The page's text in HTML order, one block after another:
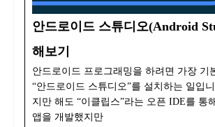
안드로이드 스튜디오(Android
해보기
안드로이드 프로그래밍을 하려면 가장 기
“안드로이드 스튜디오”를 설치하는 일입
지만 해도 “이클립스”라는 오픈 IDE를 통
앱을 개발했지만